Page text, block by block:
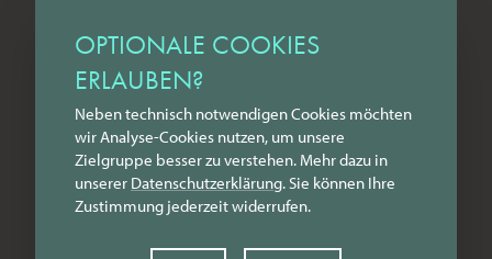
OPTIONALE COOKIES
ERLAUBEN?
Neben technisch notwendigen Cookies möchten
wir Analyse-Cookies nutzen, um unsere
Zielgruppe besser zu verstehen. Mehr dazu in
unserer Datenschutz­erklärung. Sie können Ihre
Zustimmung jederzeit widerrufen.
ZILKENS NEWSBLOG
NEWSLETTER
YOUTUBE
INSTAGRAM
FACEBOOK
LINKEDIN